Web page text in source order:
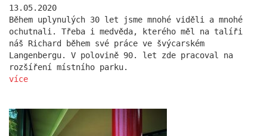
13.05.2020
Během uplynulých 30 let jsme mnohé viděli a mnohé
ochutnali. Třeba i medvěda, kterého měl na talíři
náš Richard během své práce ve švýcarském
Langenbergu. V polovině 90. let zde pracoval na
rozšíření místního parku.
více